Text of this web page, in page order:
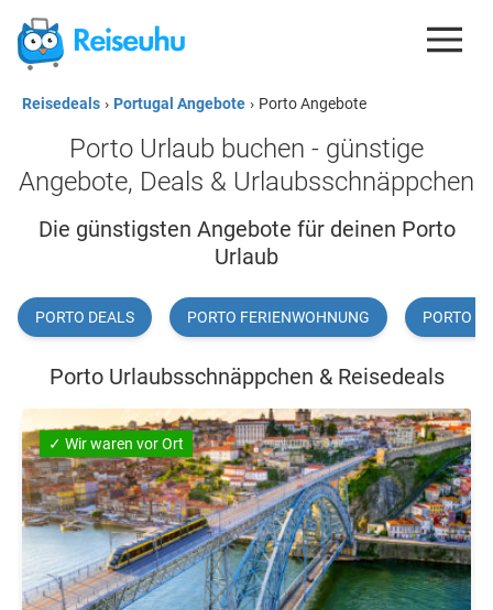
REISEDEALS
GUTSCHEINE
ESIM
REISEBLOG
Reisedeals › Portugal Angebote › Porto Angebote
Porto Urlaub buchen - günstige
Angebote, Deals & Urlaubsschnäppchen
Die günstigsten Angebote für deinen Porto
Urlaub
PORTO DEALS PORTO FERIENWOHNUNG PORTO
Porto Urlaubsschnäppchen & Reisedeals
✓ Wir waren vor Ort